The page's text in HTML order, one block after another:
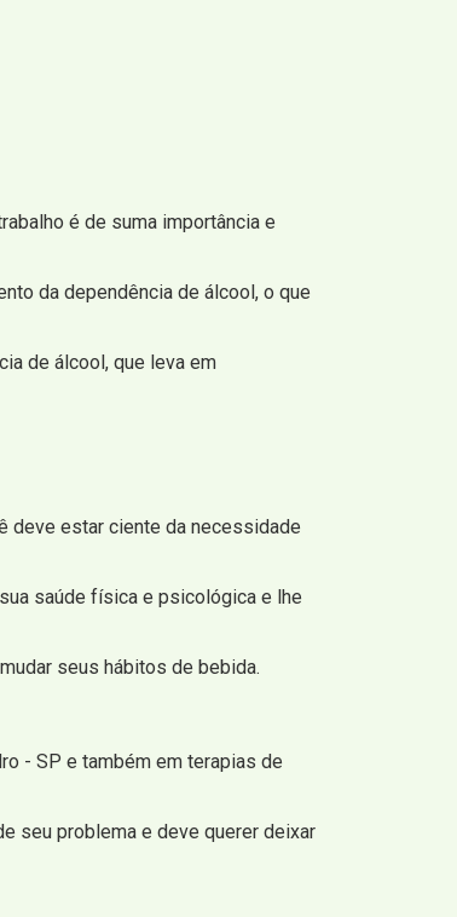
é de suma importância e
da dependência de álcool, o que
de álcool, que leva em
deve estar ciente da necessidade
saúde física e psicológica e lhe
seus hábitos de bebida.
- SP e também em terapias de
seu problema e deve querer deixar